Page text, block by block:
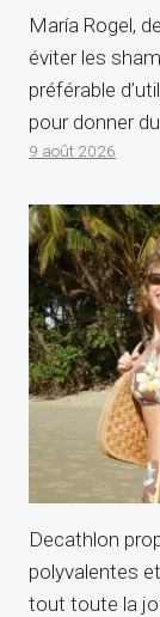
María Rogel,
éviter les
préférable
pour donner
9 août 2026
Decathlon
polyvalentes
tout toute la